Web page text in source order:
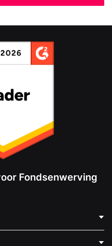
Fondsenwerving